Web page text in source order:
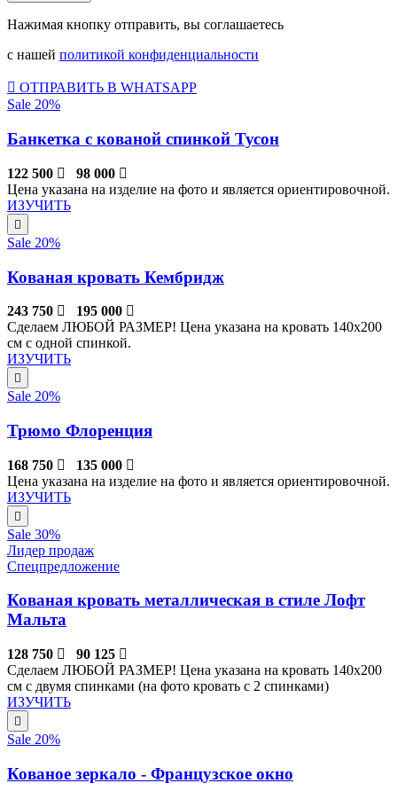
Нажимая кнопку отправить, вы соглашаетесь
с нашей политикой конфиденциальности
ОТПРАВИТЬ В WHATSAPP
Sale 20%
Банкетка с кованой спинкой Тусон
122 500
98 000
Цена указана на изделие на фото и является ориентировочной.
ИЗУЧИТЬ
Sale 20%
Кованая кровать Кембридж
243 750
195 000
Сделаем ЛЮБОЙ РАЗМЕР! Цена указана на кровать 140х200
см с одной спинкой.
ИЗУЧИТЬ
Sale 20%
Трюмо Флоренция
168 750
135 000
Цена указана на изделие на фото и является ориентировочной.
ИЗУЧИТЬ
Sale 30%
Лидер продаж
Спецпредложение
Кованая кровать металлическая в стиле Лофт
Мальта
128 750
90 125
Сделаем ЛЮБОЙ РАЗМЕР! Цена указана на кровать 140х200
см с двумя спинками (на фото кровать с 2 спинками)
ИЗУЧИТЬ
Sale 20%
Кованое зеркало - Французское окно